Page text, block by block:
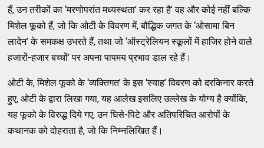
हैं, उन तरीकों का ‘मरणोपरांत मध्यस्थता’ कर रहा है’ वह और कोई नहीं बल्कि
मिशेल फूको हैं, जो कि ओटी के विवरण में, बौद्धिक जगत के ‘ओसामा बिन
लादेन’ के समकक्ष उभरते हैं, तथा जो ‘ऑस्ट्रेलियन स्कूलों में हाजिर होने वाले
हजारों-हजार बच्चों’ पर अपना पापमय प्रभाव डाल रहे हैं।
ओटी के, मिशेल फूको के ‘व्यक्तिगत’ के इस ‘स्याह’ विवरण को दरकिनार करते
हुए, ओटी के द्वारा लिखा गया, यह आलेख इसलिए उल्लेख के योग्य है क्योंकि,
यह फूको के विरुद्ध दिये गए, उन घिसे-पिटे और अतिपरिचित आरोपों के
कथानक को दोहराता है, जो कि निम्नलिखित हैं।